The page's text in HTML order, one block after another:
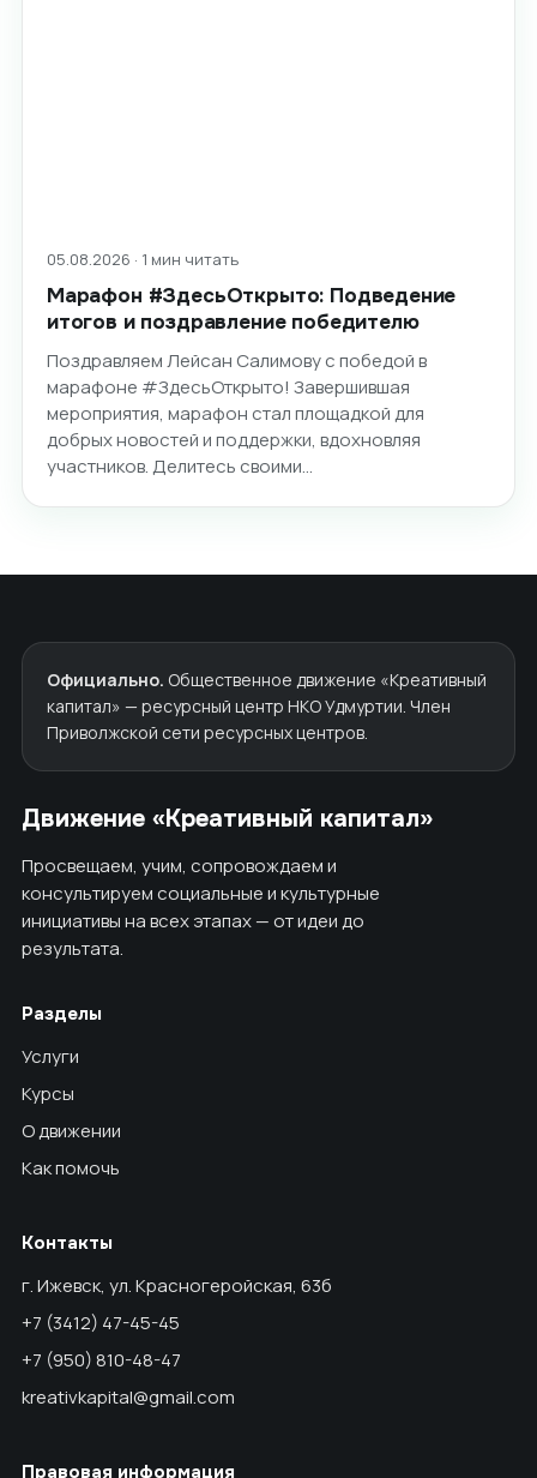
05.08.2026 · 1 мин читать
Марафон #ЗдесьОткрыто: Подведение
итогов и поздравление победителю
Поздравляем Лейсан Салимову с победой в
марафоне #ЗдесьОткрыто! Завершившая
мероприятия, марафон стал площадкой для
добрых новостей и поддержки, вдохновляя
участников. Делитесь своими…
Официально. Общественное движение «Креативный
капитал» — ресурсный центр НКО Удмуртии. Член
Приволжской сети ресурсных центров.
Движение «Креативный капитал»
Просвещаем, учим, сопровождаем и
консультируем социальные и культурные
инициативы на всех этапах — от идеи до
результата.
Разделы
Услуги
Курсы
О движении
Как помочь
Контакты
г. Ижевск, ул. Красногеройская, 63б
+7 (3412) 47-45-45
+7 (950) 810-48-47
kreativkapital@gmail.com
Правовая информация